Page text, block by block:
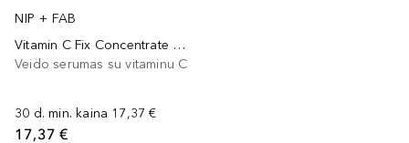
NIP + FAB
Vitamin C Fix Concentrate Booster 3%
Veido serumas su vitaminu C
30 d. min. kaina 17,37 €
17,37 €